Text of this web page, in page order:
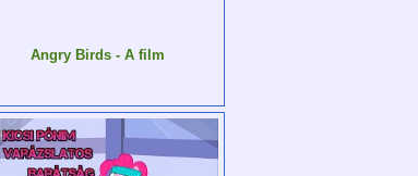
Angry Birds - A film